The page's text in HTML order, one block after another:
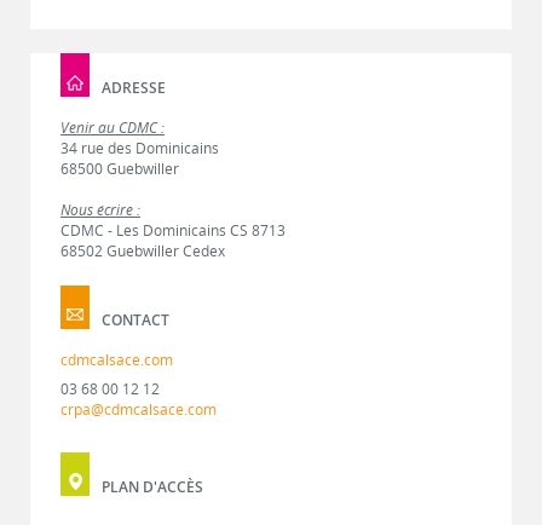
ADRESSE
Venir au CDMC :
34 rue des Dominicains
68500 Guebwiller
Nous écrire :
CDMC - Les Dominicains CS 8713
68502 Guebwiller Cedex
CONTACT
cdmcalsace.com
03 68 00 12 12
crpa@cdmcalsace.com
PLAN D'ACCÈS